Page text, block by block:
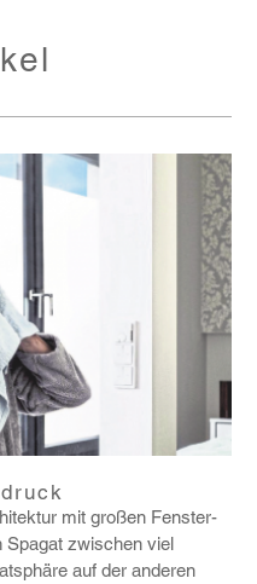
mit großen Fens­ter­
zwischen viel
auf der anderen